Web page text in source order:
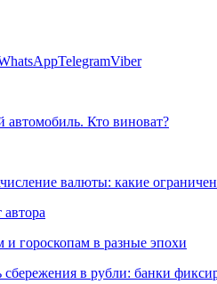
TelegramViber
автомобиль. Кто виноват?
валюты: какие
гороскопам в разные эпохи
сбережения в рубли: банки